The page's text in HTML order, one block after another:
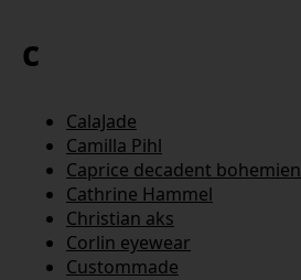
c
CalaJade
Camilla Pihl
Caprice decadent bohemien
Cathrine Hammel
Christian aks
Corlin eyewear
Custommade